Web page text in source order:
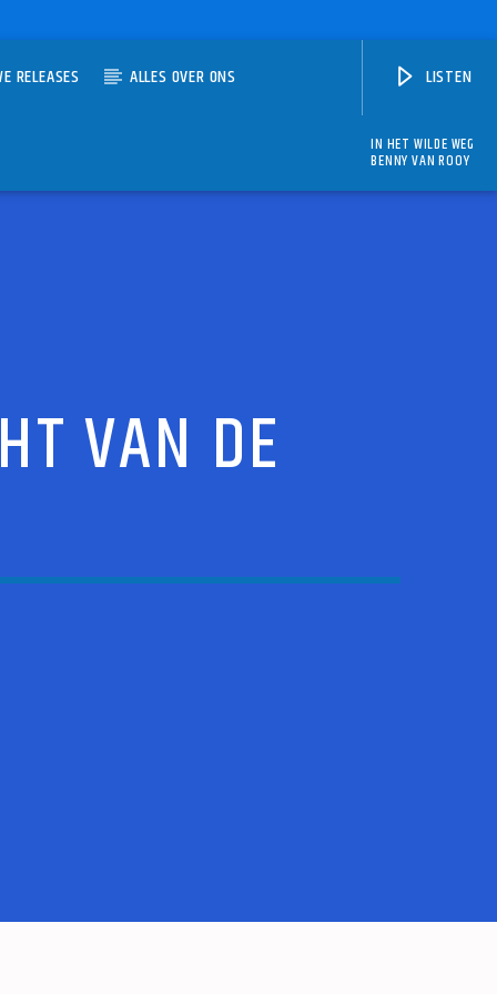
RELEASES ALLES OVER ONS LISTEN
IN HET WILDE WEG
BENNY VAN ROOY
VAN DE